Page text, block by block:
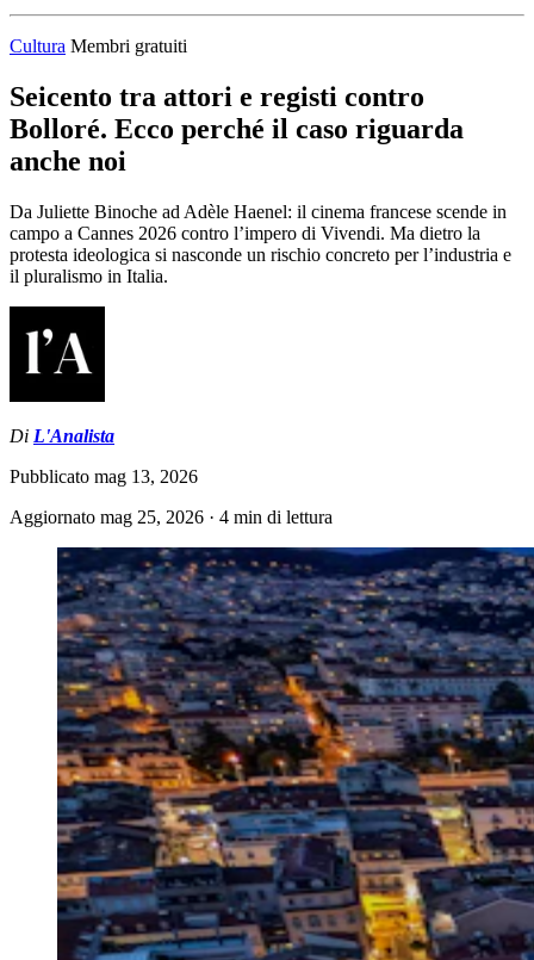
Cultura Membri gratuiti
Seicento tra attori e registi contro
Bolloré. Ecco perché il caso riguarda
anche noi
Da Juliette Binoche ad Adèle Haenel: il cinema francese scende in
campo a Cannes 2026 contro l’impero di Vivendi. Ma dietro la
protesta ideologica si nasconde un rischio concreto per l’industria e
il pluralismo in Italia.
Di L'Analista
Pubblicato mag 13, 2026
Aggiornato mag 25, 2026 · 4 min di lettura